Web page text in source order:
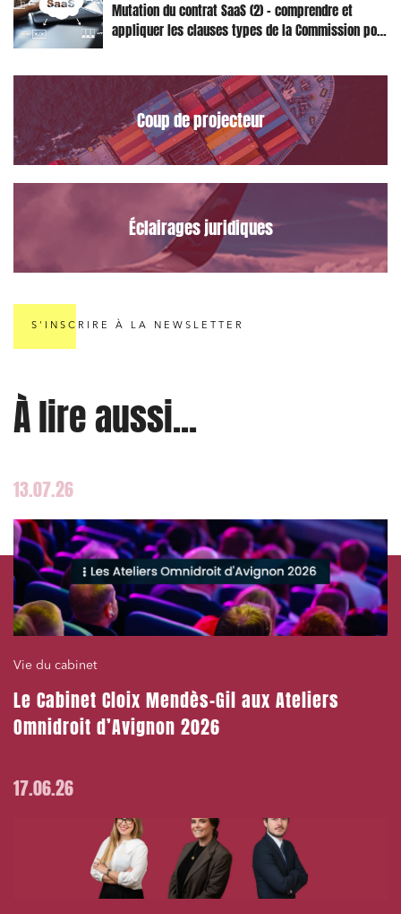
Mutation du contrat SaaS (2) – comprendre et
appliquer les clauses types de la Commission pour
Coup de projecteur
Éclairages juridiques
S'INSCRIRE À LA NEWSLETTER
À lire aussi...
13.07.26
Vie du cabinet
Le Cabinet Cloix Mendès-Gil aux Ateliers
Omnidroit d’Avignon 2026
17.06.26
Relations commerciales et contrats
Associations et acteurs de l’économie sociale et
Immobilier et habitat
Établissements financiers
Mobilité et transport
Règlement des litiges
Droit du numérique, données et conformité
Relations sociales et droit du travail
Projets immobiliers
Droit des sociétés et Fusions-Acquisitions